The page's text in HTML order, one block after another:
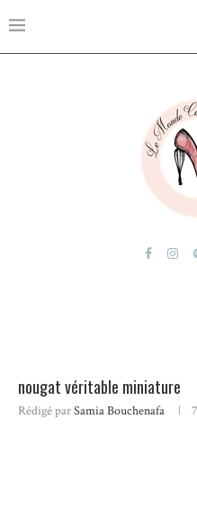
nougat véritable miniature
Rédigé parSamia Bouchenafa